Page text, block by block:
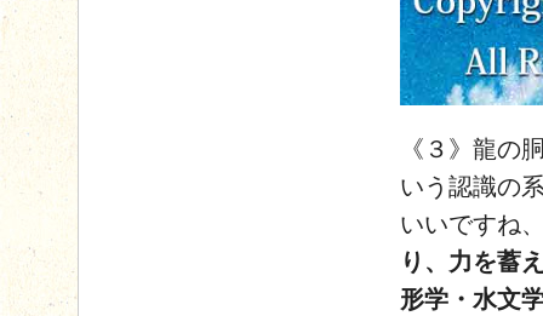
《３》龍の
いう認識の
いいですね
り、力を蓄
形学・水文